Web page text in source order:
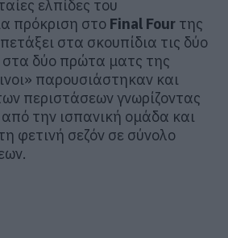
ελπίδες του
πρόκριση στο Final Four της
στα σκουπίδια τις δύο
στα δύο πρώτα ματς της
παρουσιάστηκαν και
περιστάσεων γνωρίζοντας
την ισπανική ομάδα και
φετινή σεζόν σε σύνολο